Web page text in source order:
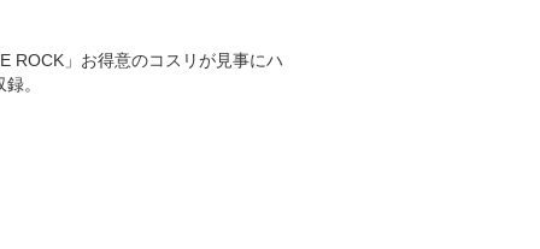
ROCK」お得意のコスリが見事にハ
。